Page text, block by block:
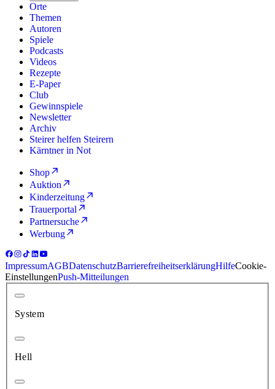
Orte
Themen
Autoren
Spiele
Podcasts
Videos
Rezepte
E-Paper
Club
Gewinnspiele
Newsletter
Archiv
Steirer helfen Steirern
Kärntner in Not
Shop
Auktion
Kinderzeitung
Trauerportal
Partnersuche
Werbung
ImpressumAGBDatenschutzBarrierefreiheitserklärungHilfeCookie-
EinstellungenPush-Mitteilungen
System
Hell